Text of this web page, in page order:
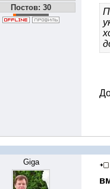
Постов: 30
Giga